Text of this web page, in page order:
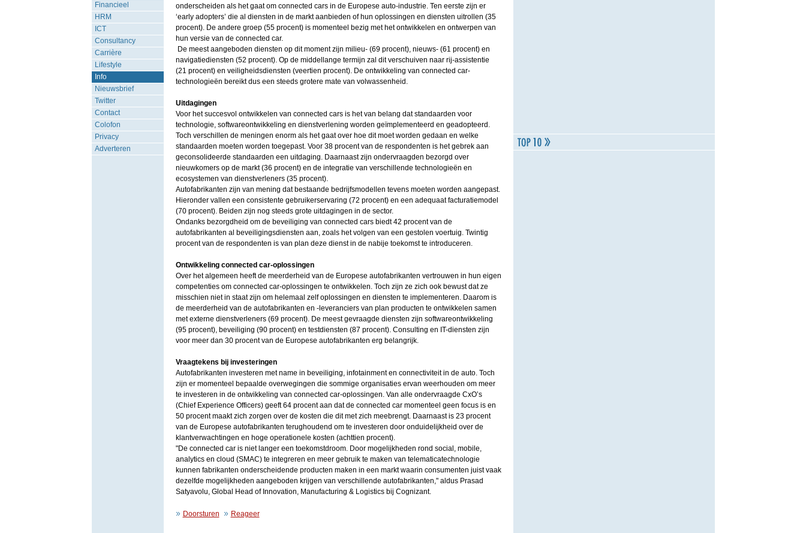
Financieel
HRM
ICT
Consultancy
Carrière
Lifestyle
Info
Nieuwsbrief
Twitter
Contact
Colofon
Privacy
Adverteren
onderscheiden als het gaat om connected cars in de Europese auto-industrie. Ten eerste zijn er
‘early adopters’ die al diensten in de markt aanbieden of hun oplossingen en diensten uitrollen (35
procent). De andere groep (55 procent) is momenteel bezig met het ontwikkelen en ontwerpen van
hun versie van de connected car.
De meest aangeboden diensten op dit moment zijn milieu- (69 procent), nieuws- (61 procent) en
navigatiediensten (52 procent). Op de middellange termijn zal dit verschuiven naar rij-assistentie
(21 procent) en veiligheidsdiensten (veertien procent). De ontwikkeling van connected car-
technologieën bereikt dus een steeds grotere mate van volwassenheid.
Uitdagingen
Voor het succesvol ontwikkelen van connected cars is het van belang dat standaarden voor
technologie, softwareontwikkeling en dienstverlening worden geïmplementeerd en geadopteerd.
Toch verschillen de meningen enorm als het gaat over hoe dit moet worden gedaan en welke
standaarden moeten worden toegepast. Voor 38 procent van de respondenten is het gebrek aan
geconsolideerde standaarden een uitdaging. Daarnaast zijn ondervraagden bezorgd over
nieuwkomers op de markt (36 procent) en de integratie van verschillende technologieën en
ecosystemen van dienstverleners (35 procent).
Autofabrikanten zijn van mening dat bestaande bedrijfsmodellen tevens moeten worden aangepast.
Hieronder vallen een consistente gebruikerservaring (72 procent) en een adequaat facturatiemodel
(70 procent). Beiden zijn nog steeds grote uitdagingen in de sector.
Ondanks bezorgdheid om de beveiliging van connected cars biedt 42 procent van de
autofabrikanten al beveiligingsdiensten aan, zoals het volgen van een gestolen voertuig. Twintig
procent van de respondenten is van plan deze dienst in de nabije toekomst te introduceren.
Ontwikkeling connected car-oplossingen
Over het algemeen heeft de meerderheid van de Europese autofabrikanten vertrouwen in hun eigen
competenties om connected car-oplossingen te ontwikkelen. Toch zijn ze zich ook bewust dat ze
misschien niet in staat zijn om helemaal zelf oplossingen en diensten te implementeren. Daarom is
de meerderheid van de autofabrikanten en -leveranciers van plan producten te ontwikkelen samen
met externe dienstverleners (69 procent). De meest gevraagde diensten zijn softwareontwikkeling
(95 procent), beveiliging (90 procent) en testdiensten (87 procent). Consulting en IT-diensten zijn
voor meer dan 30 procent van de Europese autofabrikanten erg belangrijk.
Vraagtekens bij investeringen
Autofabrikanten investeren met name in beveiliging, infotainment en connectiviteit in de auto. Toch
zijn er momenteel bepaalde overwegingen die sommige organisaties ervan weerhouden om meer
te investeren in de ontwikkeling van connected car-oplossingen. Van alle ondervraagde CxO’s
(Chief Experience Officers) geeft 64 procent aan dat de connected car momenteel geen focus is en
50 procent maakt zich zorgen over de kosten die dit met zich meebrengt. Daarnaast is 23 procent
van de Europese autofabrikanten terughoudend om te investeren door onduidelijkheid over de
klantverwachtingen en hoge operationele kosten (achttien procent).
"De connected car is niet langer een toekomstdroom. Door mogelijkheden rond social, mobile,
analytics en cloud (SMAC) te integreren en meer gebruik te maken van telematicatechnologie
kunnen fabrikanten onderscheidende producten maken in een markt waarin consumenten juist vaak
dezelfde mogelijkheden aangeboden krijgen van verschillende autofabrikanten," aldus Prasad
Satyavolu, Global Head of Innovation, Manufacturing & Logistics bij Cognizant.
Doorsturen Reageer